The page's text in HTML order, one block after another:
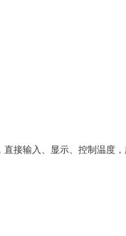
接输入、显示、控制温度